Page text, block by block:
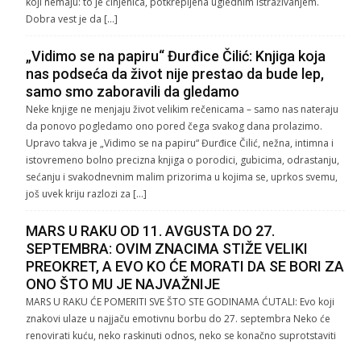
Dobra vest je da […]
„Vidimo se na papiru“ Đurđice Čilić: Knjiga koja
nas podseća da život nije prestao da bude lep,
samo smo zaboravili da gledamo
Neke knjige ne menjaju život velikim rečenicama – samo nas nateraju
da ponovo pogledamo ono pored čega svakog dana prolazimo.
Upravo takva je „Vidimo se na papiru“ Đurđice Čilić, nežna, intimna i
istovremeno bolno precizna knjiga o porodici, gubicima, odrastanju,
sećanju i svakodnevnim malim prizorima u kojima se, uprkos svemu,
još uvek kriju razlozi za […]
MARS U RAKU OD 11. AVGUSTA DO 27.
SEPTEMBRA: OVIM ZNACIMA STIŽE VELIKI
PREOKRET, A EVO KO ĆE MORATI DA SE BORI ZA
ONO ŠTO MU JE NAJVAŽNIJE
MARS U RAKU ĆE POMERITI SVE ŠTO STE GODINAMA ĆUTALI: Evo koji
znakovi ulaze u najjaču emotivnu borbu do 27. septembra Neko će
renovirati kuću, neko raskinuti odnos, neko se konačno suprotstaviti